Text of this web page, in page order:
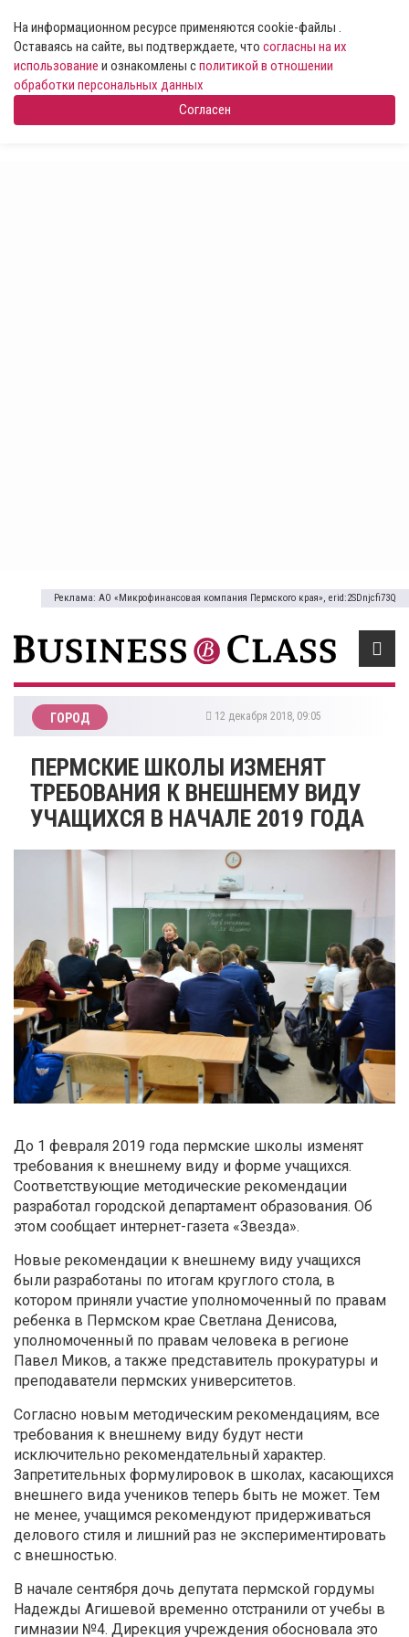
На информационном ресурсе применяются cookie-файлы .
Оставаясь на сайте, вы подтверждаете, что согласны на их
использование и ознакомлены сполитикой в отношении
обработки персональных данных
Согласен
Реклама: АО «Микрофинансовая компания Пермского края», erid:2SDnjcfi73Q
ГОРОД 12 декабря 2018, 09:05
ПЕРМСКИЕ ШКОЛЫ ИЗМЕНЯТ
ТРЕБОВАНИЯ К ВНЕШНЕМУ ВИДУ
УЧАЩИХСЯ В НАЧАЛЕ 2019 ГОДА
До 1 февраля 2019 года пермские школы изменят
требования к внешнему виду и форме учащихся.
Соответствующие методические рекомендации
разработал городской департамент образования. Об
этом сообщает интернет-газета «Звезда».
Новые рекомендации к внешнему виду учащихся
были разработаны по итогам круглого стола, в
котором приняли участие уполномоченный по правам
ребенка в Пермском крае Светлана Денисова,
уполномоченный по правам человека в регионе
Павел Миков, а также представитель прокуратуры и
преподаватели пермских университетов.
Согласно новым методическим рекомендациям, все
требования к внешнему виду будут нести
исключительно рекомендательный характер.
Запретительных формулировок в школах, касающихся
внешнего вида учеников теперь быть не может. Тем
не менее, учащимся рекомендуют придерживаться
делового стиля и лишний раз не экспериментировать
с внешностью.
В начале сентября дочь депутата пермской гордумы
Надежды Агишевой временно отстранили от учебы в
гимназии №4. Дирекция учреждения обосновала это